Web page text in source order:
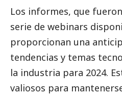
Los informes, que
serie de webinars
proporcionan una
tendencias y temas
la industria para 2024.
valiosos para